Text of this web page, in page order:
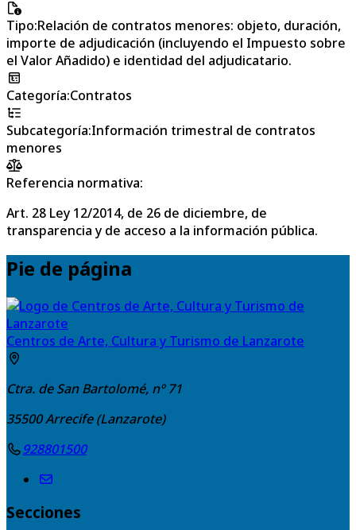
Tipo:Relación de contratos menores: objeto, duración,
importe de adjudicación (incluyendo el Impuesto sobre
el Valor Añadido) e identidad del adjudicatario.
Categoría:Contratos
Subcategoría:Información trimestral de contratos
menores
Referencia normativa:
Art. 28 Ley 12/2014, de 26 de diciembre, de
transparencia y de acceso a la información pública.
Pie de página
Centros de Arte, Cultura y Turismo de Lanzarote
Ctra. de San Bartolomé, nº 71
35500Arrecife (Lanzarote)
928801500
Secciones